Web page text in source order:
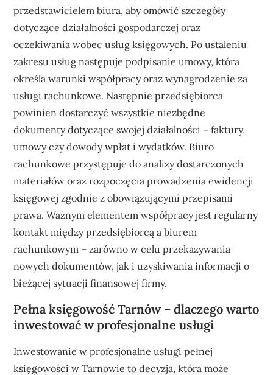
przedstawicielem biura, aby omówić szczegóły
dotyczące działalności gospodarczej oraz
oczekiwania wobec usług księgowych. Po ustaleniu
zakresu usług następuje podpisanie umowy, która
określa warunki współpracy oraz wynagrodzenie za
usługi rachunkowe. Następnie przedsiębiorca
powinien dostarczyć wszystkie niezbędne
dokumenty dotyczące swojej działalności – faktury,
umowy czy dowody wpłat i wydatków. Biuro
rachunkowe przystępuje do analizy dostarczonych
materiałów oraz rozpoczęcia prowadzenia ewidencji
księgowej zgodnie z obowiązującymi przepisami
prawa. Ważnym elementem współpracy jest regularny
kontakt między przedsiębiorcą a biurem
rachunkowym – zarówno w celu przekazywania
nowych dokumentów, jak i uzyskiwania informacji o
bieżącej sytuacji finansowej firmy.
Pełna księgowość Tarnów – dlaczego warto
inwestować w profesjonalne usługi
Inwestowanie w profesjonalne usługi pełnej
księgowości w Tarnowie to decyzja, która może